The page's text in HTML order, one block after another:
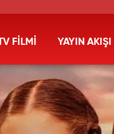
FİLMİ YAYIN AKIŞI